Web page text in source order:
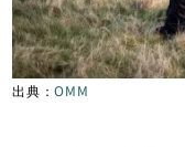
出典：OMM